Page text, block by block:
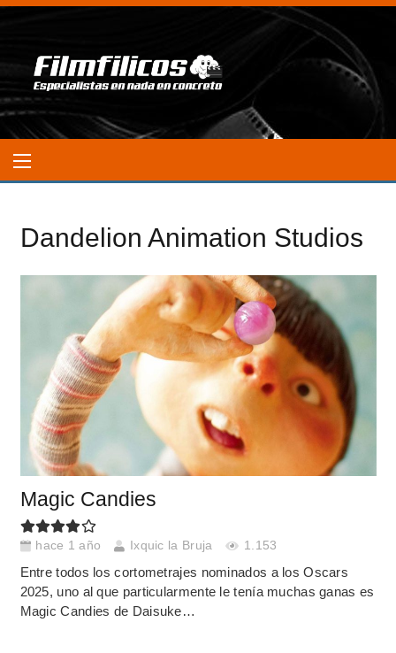
Dandelion Animation Studios
Magic Candies
hace 1 año Ixquic la Bruja 1.153
Entre todos los cortometrajes nominados a los Oscars
2025, uno al que particularmente le tenía muchas ganas es
Magic Candies de Daisuke…